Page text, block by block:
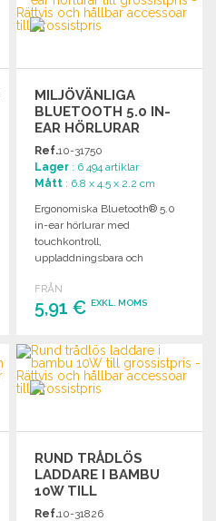
Begär offert
MILJÖVÄNLIGA
BLUETOOTH 5.0 IN-
EAR HÖRLURAR
Ref.10-31750
Lager : 6 494 artiklar
Mått : 6.8 x 4.5 x 2.2 cm
Ergonomiska Bluetooth® 5.0
in-ear hörlurar med
touchkontroll,
uppladdningsbara och
enskilt fodral.
FRÅN
5,91 €EXKL. MOMS
BESTÄLL
Begär offert
RUND TRÅDLÖS
LADDARE I BAMBU
10W TILL
GROSSISTPRIS
Ref.10-31826